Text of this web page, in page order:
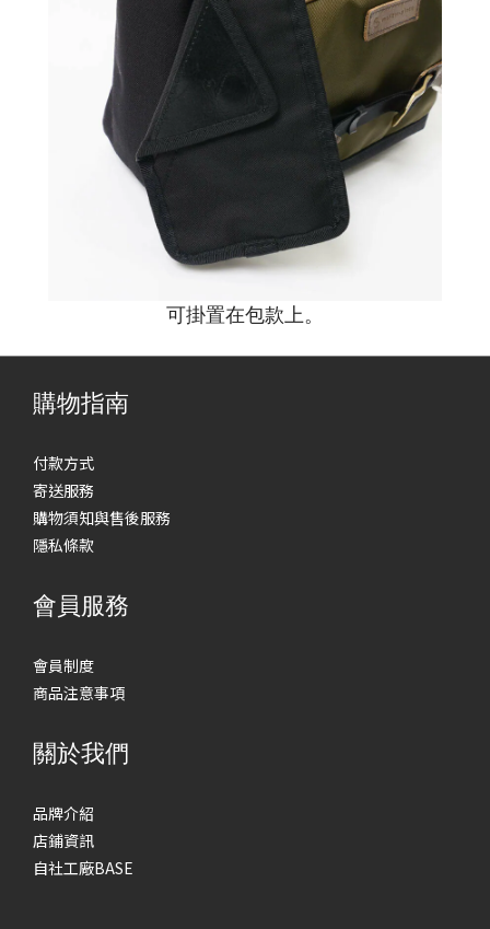
可掛置在包款上。
購物指南
付款方式
寄送服務
購物須知與售後服務
隱私條款
會員服務
會員制度
商品注意事項
關於我們
品牌介紹
店鋪資訊
自社工廠BASE